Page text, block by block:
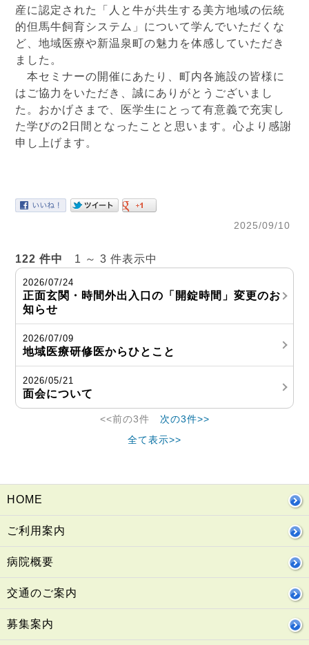
産に認定された「人と牛が共生する美方地域の伝統
的但馬牛飼育システム」について学んでいただくな
ど、地域医療や新温泉町の魅力を体感していただき
ました。
本セミナーの開催にあたり、町内各施設の皆様に
はご協力をいただき、誠にありがとうございまし
た。おかげさまで、医学生にとって有意義で充実し
た学びの2日間となったことと思います。心より感謝
申し上げます。
2025/09/10
122 件中 1 ～ 3 件表示中
2026/07/24
正面玄関・時間外出入口の「開錠時間」変更のお
知らせ
2026/07/09
地域医療研修医からひとこと
2026/05/21
面会について
<<前の3件 次の3件>>
全て表示>>
HOME
ご利用案内
病院概要
交通のご案内
募集案内